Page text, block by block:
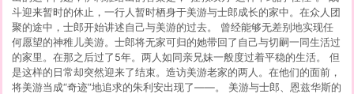
卫宫家今天的饭
Fate/stay night Heaven's Feel II.lost butterfly
Fate/Grand Order 神圣圆桌领域 卡美洛
魔法少女伊莉雅 第四季
Fate/Grand Carnival
Fate/stay night -UBW- 剧场版
斗迎来暂时的休止，一行人暂时栖身于美游与士郎成长的家中。在众人团
聚的途中，士郎开始讲述自己与美游的过去。 曾经能够无差别地实现任
何愿望的神稚儿美游。士郎将无家可归的她带回了自己与切嗣一同生活过
的家里。在那之后过了5年。两人如同亲兄妹一般度过着平稳的生活。 但
是这样的日常却突然迎来了结束。造访美游老家的两人。在他们的面前，
将美游当成“奇迹”地追求的朱利安出现了——。 美游与士郎、恩兹华斯的